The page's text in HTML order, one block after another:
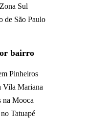
Sul
de São Paulo
bairro
Pinheiros
Vila Mariana
na Mooca
Tatuapé